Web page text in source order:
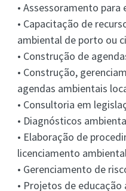
• Assessoramento para
• Capacitação de
ambiental de porto ou
• Construção de
• Construção,
agendas ambientais
• Consultoria em
• Diagnósticos
• Elaboração de
licenciamento
• Gerenciamento de
• Projetos de